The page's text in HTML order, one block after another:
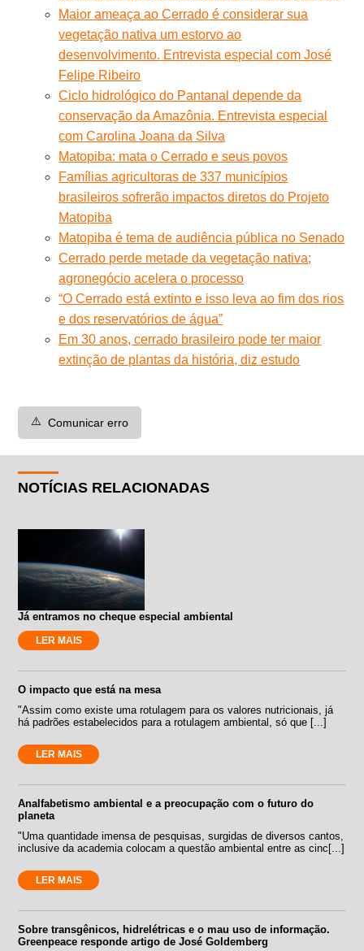
Maior ameaça ao Cerrado é considerar sua
vegetação nativa um estorvo ao
desenvolvimento. Entrevista especial com José
Felipe Ribeiro
Ciclo hidrológico do Pantanal depende da
conservação da Amazônia. Entrevista especial
com Carolina Joana da Silva
Matopiba: mata o Cerrado e seus povos
Famílias agricultoras de 337 municípios
brasileiros sofrerão impactos diretos do Projeto
Matopiba
Matopiba é tema de audiência pública no Senado
Cerrado perde metade da vegetação nativa;
agronegócio acelera o processo
“O Cerrado está extinto e isso leva ao fim dos rios
e dos reservatórios de água”
Em 30 anos, cerrado brasileiro pode ter maior
extinção de plantas da história, diz estudo
⚠️ Comunicar erro
NOTÍCIAS RELACIONADAS
Já entramos no cheque especial ambiental
LER MAIS
O impacto que está na mesa
"Assim como existe uma rotulagem para os valores nutricionais, já
há padrões estabelecidos para a rotulagem ambiental, só que [...]
LER MAIS
Analfabetismo ambiental e a preocupação com o futuro do
planeta
"Uma quantidade imensa de pesquisas, surgidas de diversos cantos,
inclusive da academia colocam a questão ambiental entre as cinc[...]
LER MAIS
Sobre transgênicos, hidrelétricas e o mau uso de informação.
Greenpeace responde artigo de José Goldemberg